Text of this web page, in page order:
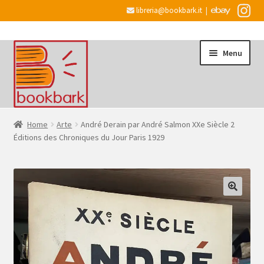
libreria@bookbark.it |
Vai
alla
navigazione
Vai
al
contenuto
Menu
Home
il
menu
child
Desiderata
Checkout
Account
Espandi
il
Home Arte
André Derain par André Salmon XXe Siècle 2
Éditions des Chroniques du Jour Paris 1929